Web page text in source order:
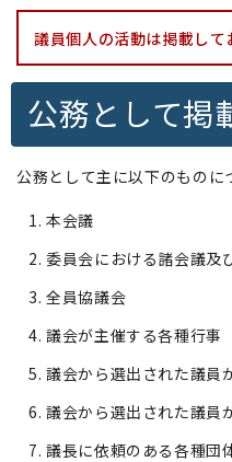
議員個人の活動は掲載して
公務として掲
公務として主に以下のものに
本会議
委員会における諸会議及
全員協議会
議会が主催する各種行事
議会から選出された議員
議会から選出された議員
議長に依頼のある各種団